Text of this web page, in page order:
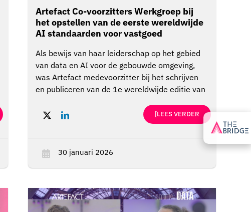
Artefact Co-voorzitters Werkgroep bij
het opstellen van de eerste wereldwijde
AI standaarden voor vastgoed
Als bewijs van haar leiderschap op het gebied
van data en AI voor de gebouwde omgeving,
was Artefact medevoorzitter bij het schrijven
en publiceren van de 1e wereldwijde editie van
(RICS) AI Standaarden. Deze standaarden, die
vanaf 9 maart 2026 van toepassing zijn op alle
150.000 chartered surveyors, zijn vermoedelijk
de eerste die gepubliceerd zijn door een
toekomstige richtlijnen voor een verantwoorde
toepassing van AI.
[LEES VERDER
30 januari 2026